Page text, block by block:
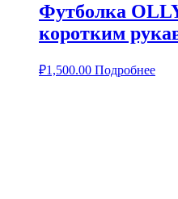
Футболка
коротким
₽1,500.00 Подробнее